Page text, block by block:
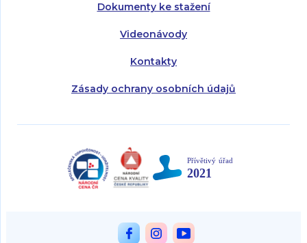
Dokumenty ke stažení
Videonávody
Kontakty
Zásady ochrany osobních údajů